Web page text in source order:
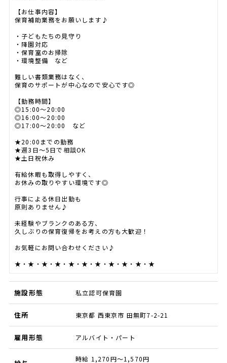
【お仕事内容】
保育補助業務をお願いします♪
・子どもたちの見守り
・降園対応
・保育室のお掃除
・環境整備 など
難しい書類業務はなく、
保育のサポートが中心なので安心です◎
【勤務時間】
◎15:00～20:00
◎16:00～20:00
◎17:00～20:00 など
★20:00までの勤務
★週3日～5日で相談OK
★土日祝休み
有給休暇も取得しやすく、
お休みの取りやすい環境です◎
行事による休日出勤も
原則ありません♪
未経験やブランクのある方、
久しぶりの保育復帰をお考えの方も大歓迎！
お気軽にお問い合わせください♪
★・★・★・★・★・★・★・★・★・★・★
施設形態 私立認可保育園
住所 東京都 西東京市 田無町7-2-21
雇用形態 アルバイト・パート
時給 1,270円～1,570円